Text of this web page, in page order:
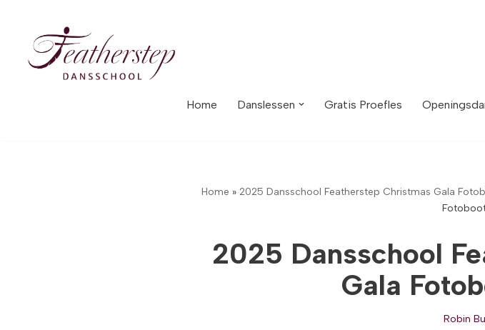
Meteen
naar
Home Danslessen Gratis Proefles
Home » 2025 Dansschool Featherstep Christmas Gala
2025 Dansschool
Gala
Robin